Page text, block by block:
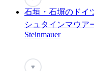
石垣・石塀のドイ
シュタインマウア
Steinmauer
♥